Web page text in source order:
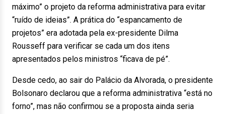
máximo” o projeto da reforma administrativa para evitar
“ruído de ideias”. A prática do “espancamento de
projetos” era adotada pela ex-presidente Dilma
Rousseff para verificar se cada um dos itens
apresentados pelos ministros “ficava de pé”.
Desde cedo, ao sair do Palácio da Alvorada, o presidente
Bolsonaro declarou que a reforma administrativa “está no
forno”, mas não confirmou se a proposta ainda seria